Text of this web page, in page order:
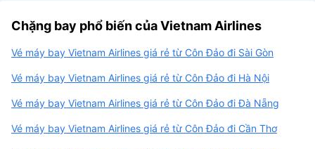
Chặng bay phổ biến của Vietnam Airlines
Vé máy bay Vietnam Airlines giá rẻ từ Côn Đảo đi Sài Gòn
Vé máy bay Vietnam Airlines giá rẻ từ Côn Đảo đi Hà Nội
Vé máy bay Vietnam Airlines giá rẻ từ Côn Đảo đi Đà Nẵng
Vé máy bay Vietnam Airlines giá rẻ từ Côn Đảo đi Cần Thơ